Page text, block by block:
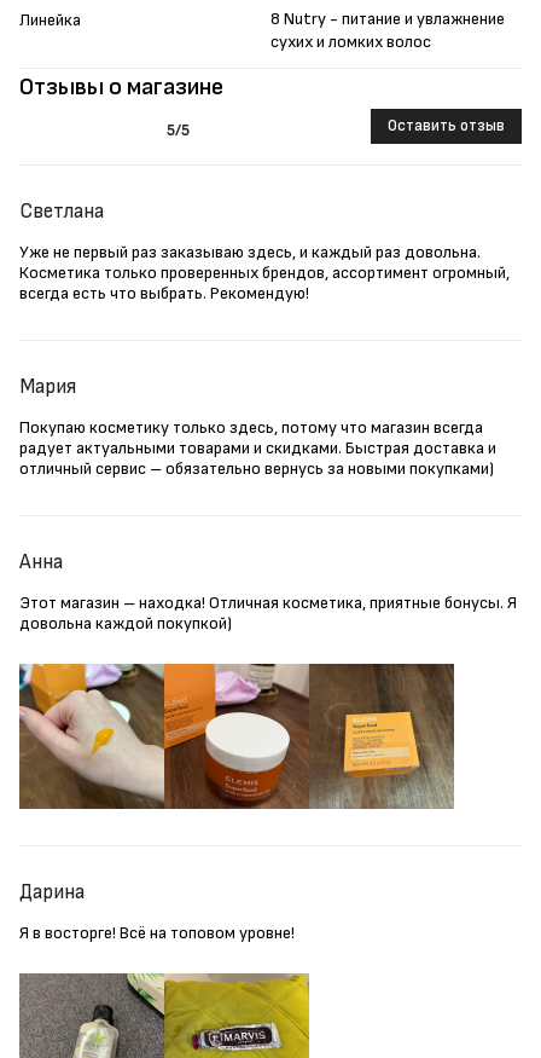
Отзывы о магазине
5/5 Оставить отзыв
Светлана
Уже не первый раз заказываю здесь, и каждый раз довольна.
Косметика только проверенных брендов, ассортимент огромный,
всегда есть что выбрать. Рекомендую!
Мария
Покупаю косметику только здесь, потому что магазин всегда
радует актуальными товарами и скидками. Быстрая доставка и
отличный сервис – обязательно вернусь за новыми покупками)
Анна
Этот магазин – находка! Отличная косметика, приятные бонусы. Я
довольна каждой покупкой)
Дарина
Я в восторге! Всё на топовом уровне!
Линейка
8 Nutry - питание и увлажнение
сухих и ломких волос